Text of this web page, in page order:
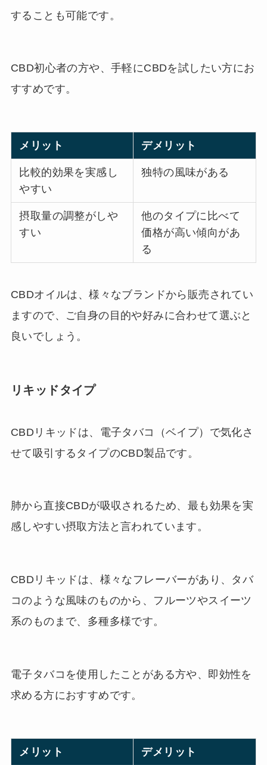
することも可能です。
CBD初心者の方や、手軽にCBDを試したい方にお
すすめです。
メリット デメリット
比較的効果を実感し
やすい
独特の風味がある
摂取量の調整がしや
すい
他のタイプに比べて
価格が高い傾向があ
る
CBDオイルは、様々なブランドから販売されてい
ますので、ご自身の目的や好みに合わせて選ぶと
良いでしょう。
リキッドタイプ
CBDリキッドは、電子タバコ（ベイプ）で気化さ
せて吸引するタイプのCBD製品です。
肺から直接CBDが吸収されるため、最も効果を実
感しやすい摂取方法と言われています。
CBDリキッドは、様々なフレーバーがあり、タバ
コのような風味のものから、フルーツやスイーツ
系のものまで、多種多様です。
電子タバコを使用したことがある方や、即効性を
求める方におすすめです。
メリット デメリット